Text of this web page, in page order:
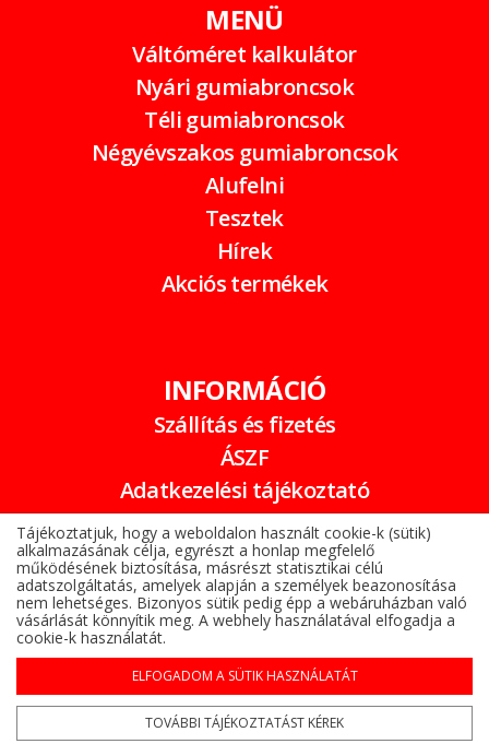
MENÜ
Váltóméret kalkulátor
Nyári gumiabroncsok
Téli gumiabroncsok
Négyévszakos gumiabroncsok
Alufelni
Tesztek
Hírek
Akciós termékek
INFORMÁCIÓ
Szállítás és fizetés
ÁSZF
Adatkezelési tájékoztató
Garancia
Online elállási nyilatkozat
Copyright © 2022-2026 www.gumibomba.hu
Tájékoztatjuk, hogy a weboldalon használt cookie-k (sütik)
alkalmazásának célja, egyrészt a honlap megfelelő
működésének biztosítása, másrészt statisztikai célú
adatszolgáltatás, amelyek alapján a személyek beazonosítása
nem lehetséges. Bizonyos sütik pedig épp a webáruházban való
vásárlását könnyítik meg. A webhely használatával elfogadja a
cookie-k használatát.
ELFOGADOM A SÜTIK HASZNÁLATÁT
TOVÁBBI TÁJÉKOZTATÁST KÉREK